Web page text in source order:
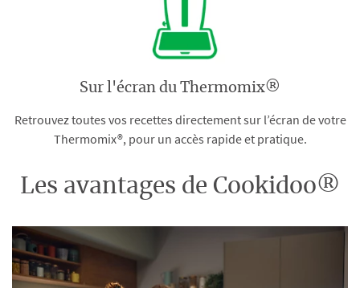
Sur l'écran du Thermomix®
Retrouvez toutes vos recettes directement sur l’écran de votre
Thermomix®, pour un accès rapide et pratique.
Les avantages de Cookidoo®